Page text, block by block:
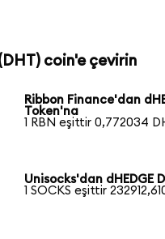
coin'e çevirin
Ribbon Finance'dan
Token'na
1 RBN eşittir 0,772034
Unisocks'dan dHEDGE
1 SOCKS eşittir